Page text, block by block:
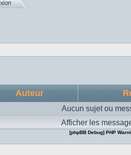
Auteur
Aucun sujet ou
Afficher les
[phpBB Debug] PHP